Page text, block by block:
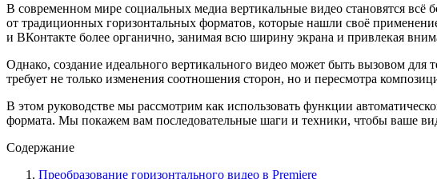
В современном мире социальных медиа вертикальные видео становятся всё
от традиционных горизонтальных форматов, которые нашли своё
и ВКонтакте более органично, занимая всю ширину экрана и привлекая
Однако, создание идеального вертикального видео может быть вызовом
требует не только изменения соотношения сторон, но и пересмотра
В этом руководстве мы рассмотрим как использовать функции
формата. Мы покажем вам последовательные шаги и техники, чтобы ваше
Содержание
Преобразование горизонтального видео в Premiere